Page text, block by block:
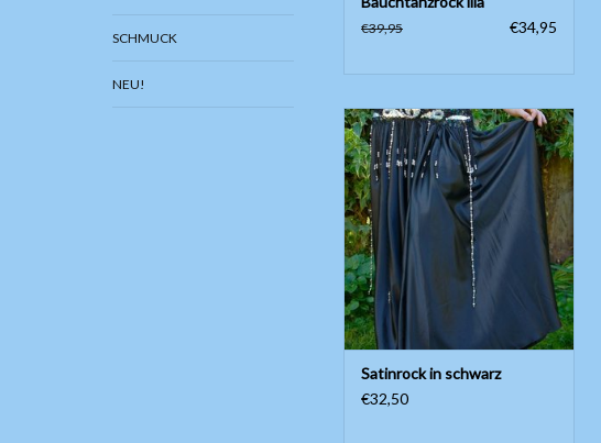
SCHMUCK
NEU!
€39,95 €34,95
Wunderschöner weiter Satinrock!
Länge ungefähr 97cm, ohne
Seitenschlitze.
ZUM WARENKORB HINZUFÜGEN
Satinrock in schwarz
€32,50